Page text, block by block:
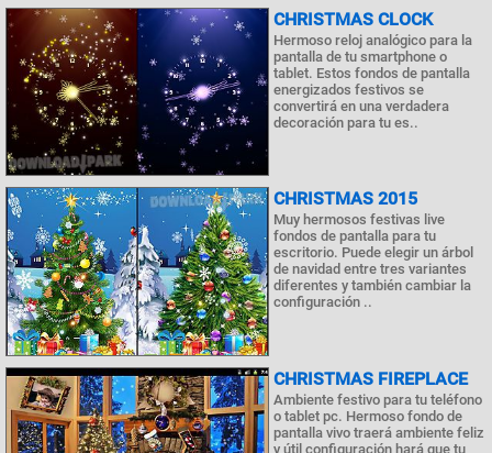
CHRISTMAS CLOCK
Hermoso reloj analógico para la
pantalla de tu smartphone o
tablet. Estos fondos de pantalla
energizados festivos se
convertirá en una verdadera
decoración para tu es..
CHRISTMAS 2015
Muy hermosos festivas live
fondos de pantalla para tu
escritorio. Puede elegir un árbol
de navidad entre tres variantes
diferentes y también cambiar la
configuración ..
CHRISTMAS FIREPLACE
Ambiente festivo para tu teléfono
o tablet pc. Hermoso fondo de
pantalla vivo traerá ambiente feliz
y útil configuración hará que tu